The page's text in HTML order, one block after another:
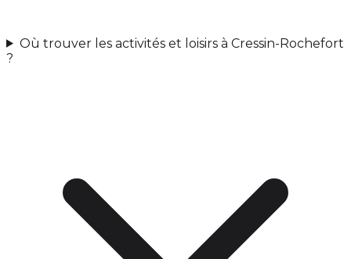
Où trouver les activités et loisirs à Cressin-Rochefort
?